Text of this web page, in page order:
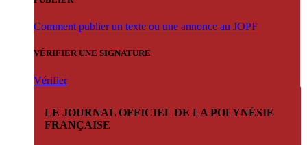
Comment publier un texte ou une annonce au JOPF
VÉRIFIER UNE SIGNATURE
Vérifier
LE JOURNAL OFFICIEL DE LA POLYNÉSIE
FRANÇAISE